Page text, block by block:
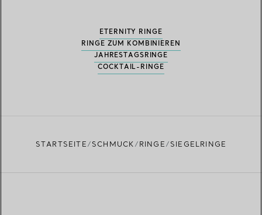
ETERNITY RINGE
RINGE ZUM KOMBINIEREN
JAHRESTAGSRINGE
COCKTAIL-RINGE
STARTSEITE SCHMUCK RINGE SIEGELRINGE